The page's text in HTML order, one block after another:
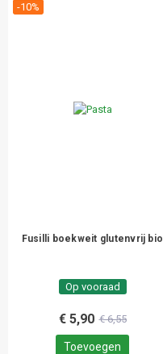
-10%
Fusilli boekweit glutenvrij bio
Op vooraad
€ 5,90 € 6,55
Toevoegen